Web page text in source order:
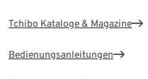
Tchibo Kataloge & Magazine
Bedienungsanleitungen